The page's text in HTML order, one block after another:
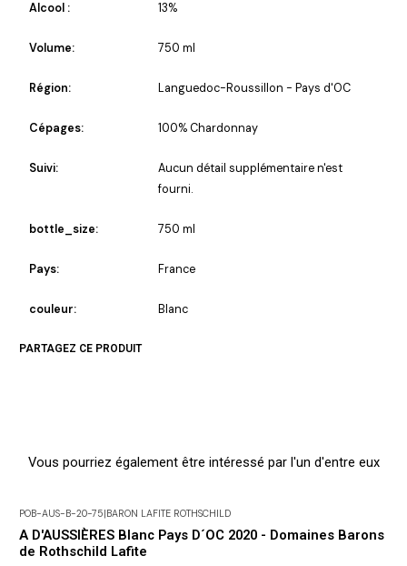
Alcool : 13%
Volume: 750 ml
Région: Languedoc-Roussillon - Pays d'OC
Cépages: 100% Chardonnay
Suivi:
Aucun détail supplémentaire n'est
fourni.
bottle_size: 750 ml
Pays: France
couleur: Blanc
PARTAGEZ CE PRODUIT
Vous pourriez également être intéressé par l'un d'entre eux
En rupture de stock
POB-AUS-B-20-75|BARON LAFITE ROTHSCHILD
A D'AUSSIÈRES Blanc Pays D´OC 2020 - Domaines Barons
de Rothschild Lafite